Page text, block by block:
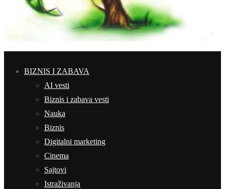
BIZNIS I ZABAVA
AI vesti
Biznis i zabava vesti
Nauka
Biznis
Digitalni marketing
Cinema
Sajtovi
Istraživanja